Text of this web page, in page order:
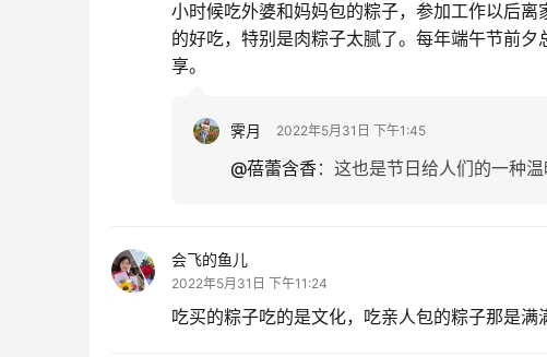
小时候吃外婆和妈妈包的粽子，参加工作以后
的好吃，特别是肉粽子太腻了。每年端午节前
享。
霁月 2022年5月31日 下午1:45
@蓓蕾含香： 这也是节日给人们的一种温
会飞的鱼儿
2022年5月31日 下午11:24
吃买的粽子吃的是文化，吃亲人包的粽子那是满